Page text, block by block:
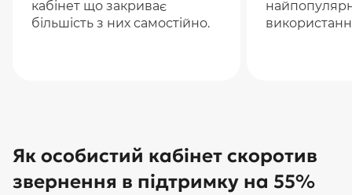
кабінет що закриває
більшість з них самостійно.
Як особистий кабінет скоротив
звернення в підтримку на 55%